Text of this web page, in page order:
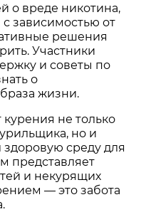
о вреде никотина,
зависимостью от
решения
Участники
и советы по
о
жизни.
курения не только
но и
среду для
представляет
и некурящих
— это забота